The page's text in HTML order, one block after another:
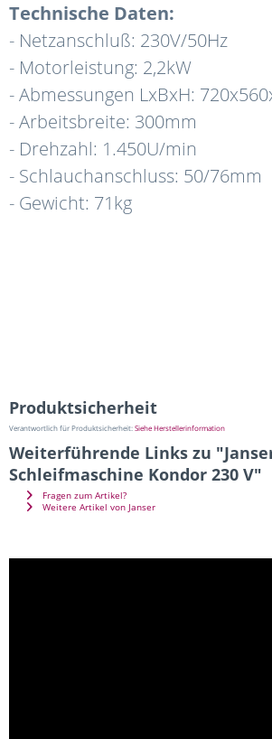
Technische Daten:
- Netzanschluß: 230V/50Hz
- Motorleistung: 2,2kW
- Abmessungen LxBxH:
- Arbeitsbreite: 300mm
- Drehzahl: 1.450U/min
- Schlauchanschluss: 50/76mm
- Gewicht: 71kg
Produktsicherheit
Verantwortlich für Produktsicherheit:Siehe Herstellerinformation
Weiterführende Links zu
Schleifmaschine Kondor 230 V"
Fragen zum Artikel?
Weitere Artikel von Janser